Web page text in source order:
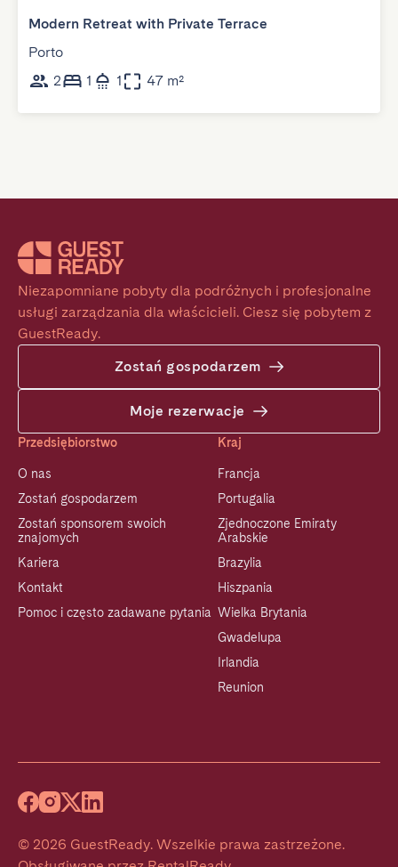
Modern Retreat with Private Terrace
Porto
2
1 1 47 m²
Niezapomniane pobyty dla podróżnych i profesjonalne
usługi zarządzania dla właścicieli. Ciesz się pobytem z
GuestReady.
Zostań gospodarzem
Moje rezerwacje
Przedsiębiorstwo
O nas
Zostań gospodarzem
Zostań sponsorem swoich
znajomych
Kariera
Kontakt
Pomoc i często zadawane pytania
Kraj
Francja
Portugalia
Zjednoczone Emiraty
Arabskie
Brazylia
Hiszpania
Wielka Brytania
Gwadelupa
Irlandia
Reunion
© 2026 GuestReady. Wszelkie prawa zastrzeżone.